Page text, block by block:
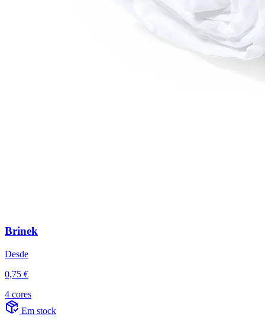
Brinek
Desde
0,75 €
4 cores
Em stock